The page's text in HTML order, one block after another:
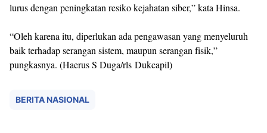
lurus dengan peningkatan resiko kejahatan siber,” kata Hinsa.
“Oleh karena itu, diperlukan ada pengawasan yang menyeluruh
baik terhadap serangan sistem, maupun serangan fisik,”
pungkasnya. (Haerus S Duga/rls Dukcapil)
BERITA NASIONAL